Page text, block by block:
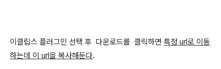
이클립스 플러그인 선택 후 다운로드를 클릭하면 특정 url로 이동
하는데 이 url을 복사해둔다.